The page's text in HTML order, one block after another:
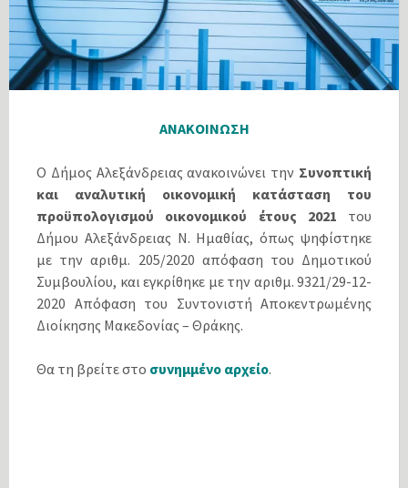
ΑΝΑΚΟΙΝΩΣΗ
Ο Δήμος Αλεξάνδρειας ανακοινώνει την Συνοπτική
και αναλυτική οικονομική κατάσταση του
προϋπολογισμού οικονομικού έτους 2021 του
Δήμου Αλεξάνδρειας Ν. Ημαθίας, όπως ψηφίστηκε
με την αριθμ. 205/2020 απόφαση του Δημοτικού
Συμβουλίου, και εγκρίθηκε με την αριθμ. 9321/29-12-
2020 Απόφαση του Συντονιστή Αποκεντρωμένης
Διοίκησης Μακεδονίας – Θράκης.
Θα τη βρείτε στο συνημμένο αρχείο.